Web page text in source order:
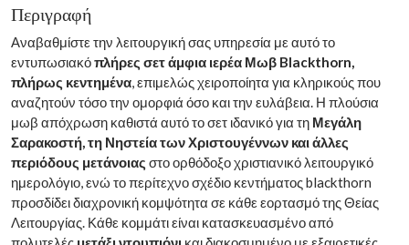
Περιγραφή
Αναβαθμίστε την λειτουργική σας υπηρεσία με αυτό το
εντυπωσιακόπλήρες σετ άμφια ιερέα Μωβ Blackthorn,
πλήρως κεντημένα, επιμελώς χειροποίητα για κληρικούς που
αναζητούν τόσο την ομορφιά όσο και την ευλάβεια. Η πλούσια
μωβ απόχρωση καθιστά αυτό το σετ ιδανικό για τη Μεγάλη
Σαρακοστή, τη Νηστεία των Χριστουγέννων και άλλες
περιόδους μετάνοιας στο ορθόδοξο χριστιανικό λειτουργικό
ημερολόγιο, ενώ το περίτεχνο σχέδιο κεντήματος blackthorn
προσδίδει διαχρονική κομψότητα σε κάθε εορτασμό της Θείας
Λειτουργίας. Κάθε κομμάτι είναι κατασκευασμένο από